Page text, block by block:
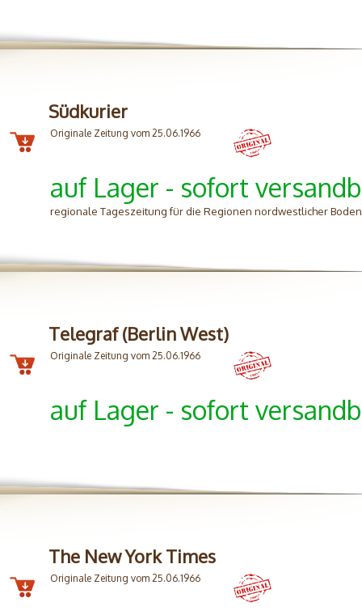
Südkurier
Originale Zeitung vom 25.06.1966
auf Lager - sofort
regionale Tageszeitung für die Regionen nordwestlicher
Telegraf (Berlin West)
Originale Zeitung vom 25.06.1966
auf Lager - sofort
The New York Times
Originale Zeitung vom 25.06.1966